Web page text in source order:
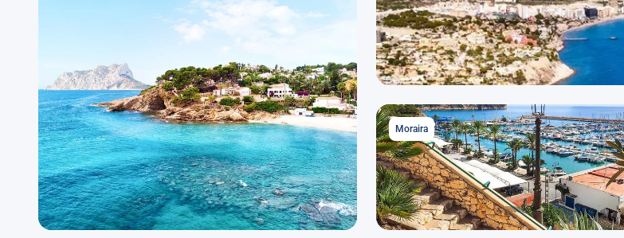
32 alojamientos disponibles
Moraira Moraira
Descubrir Moraira
24 alojamientos disponibles